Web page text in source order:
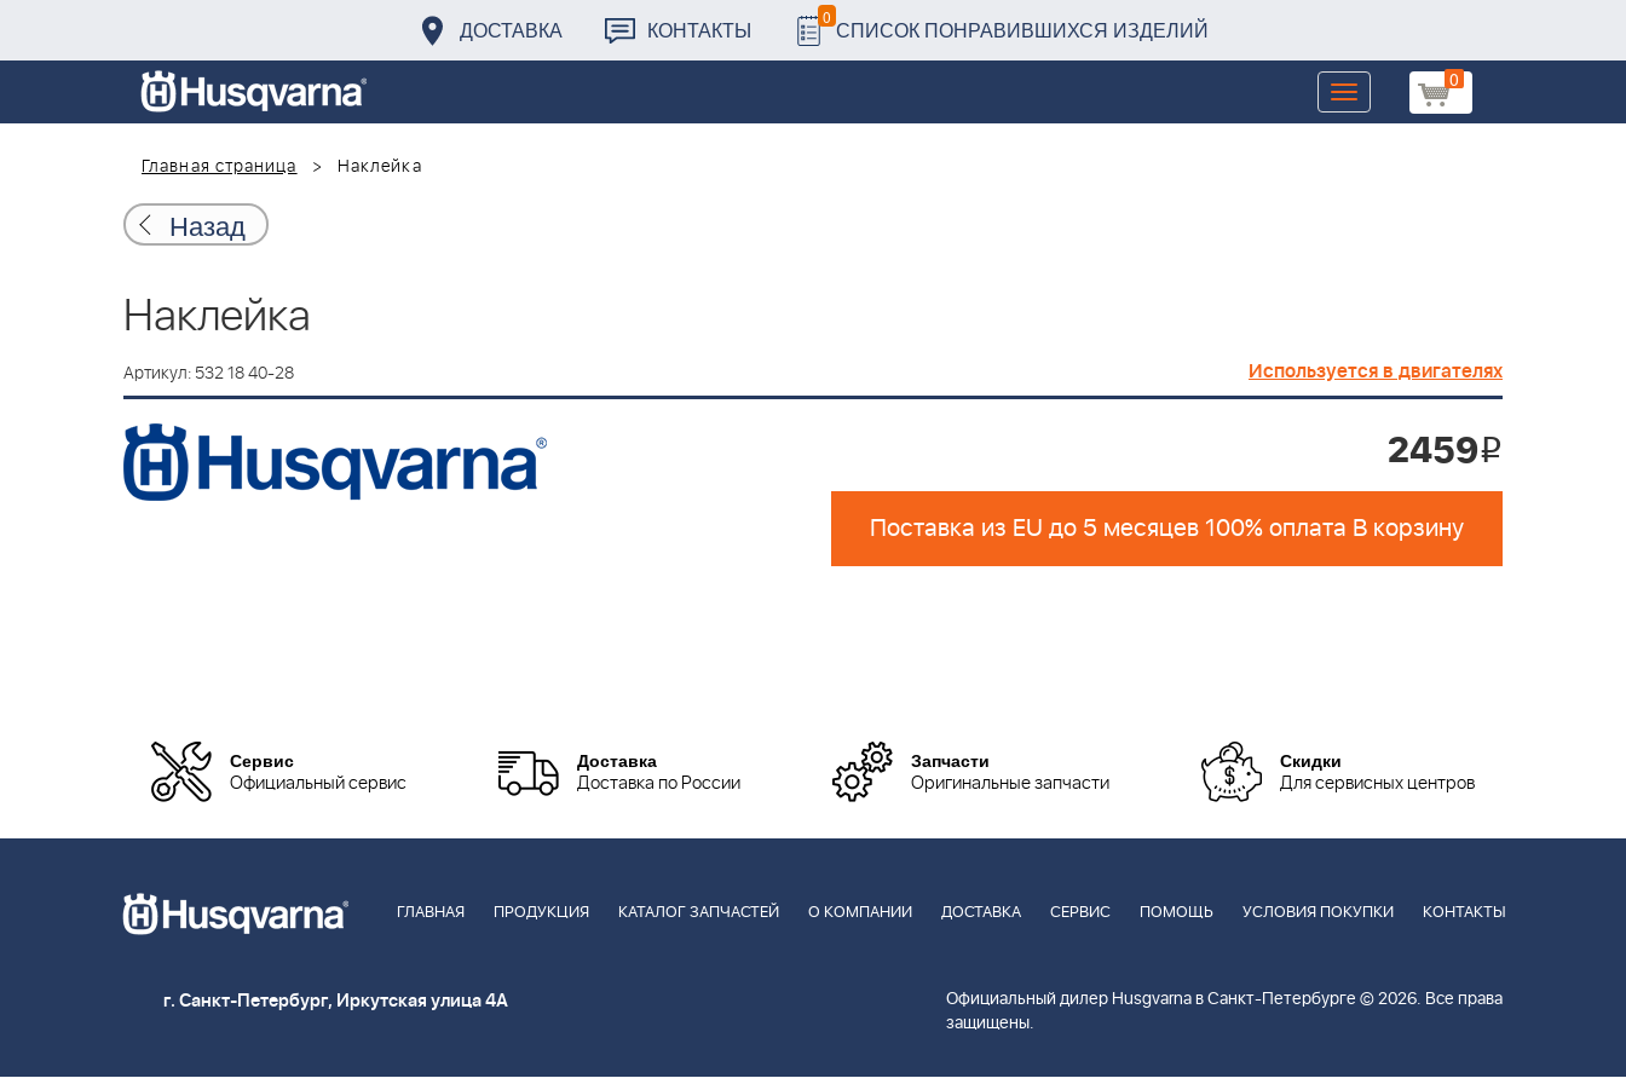
ДОСТАВКА КОНТАКТЫ 0 СПИСОК ПОНРАВИВШИХСЯ ИЗДЕЛИЙ
0
Toggle
navigation
Главная страница
Наклейка
Назад
Наклейка
Артикул: 532 18 40-28 Используется в двигателях
2459i
Поставка из EU до 5 месяцев 100% оплата В корзину
Сервис
Официальный сервис
Доставка
Доставка по России
Запчасти
Оригинальные запчасти
Скидки
Для сервисных центров
ГЛАВНАЯ ПРОДУКЦИЯ КАТАЛОГ ЗАПЧАСТЕЙ О КОМПАНИИ ДОСТАВКА СЕРВИС ПОМОЩЬ УСЛОВИЯ ПОКУПКИ КОНТАКТЫ
г. Санкт-Петербург, Иркутская улица 4А
Официальный дилер Husgvarna в Санкт-Петербурге © 2026. Все права
защищены.